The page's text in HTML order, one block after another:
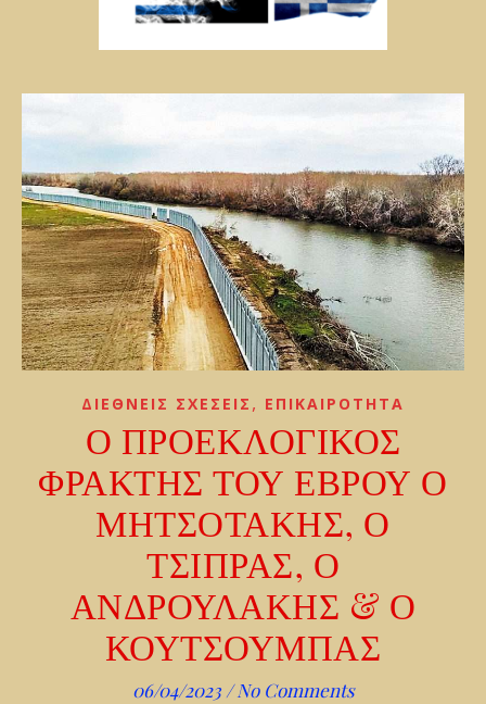
ΔΙΕΘΝΕΙΣ ΣΧΕΣΕΙΣ , ΕΠΙΚΑΙΡΟΤΗΤΑ
Ο ΠΡΟΕΚΛΟΓΙΚΟΣ
ΦΡΑΚΤΗΣ ΤΟΥ ΕΒΡΟΥ Ο
ΜΗΤΣΟΤΑΚΗΣ, Ο
ΤΣΙΠΡΑΣ, Ο
ΑΝΔΡΟΥΛΑΚΗΣ & Ο
ΚΟΥΤΣΟΥΜΠΑΣ
06/04/2023 / No Comments